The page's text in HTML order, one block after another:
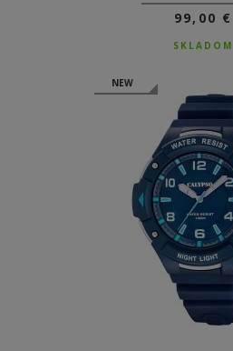
99,00 €
SKLADOM
NEW